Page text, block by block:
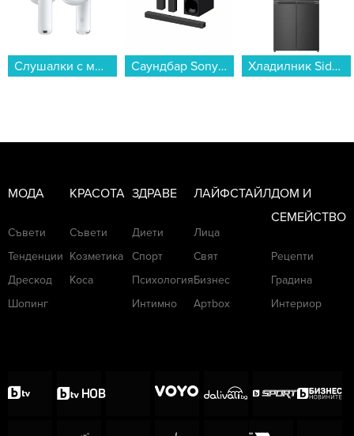
Слушалки с микрофон Apple AirPods 4 with Active Noise Cancellation mxp93 , Bluetooth , TWLS... Саундбар Sony HTS20R... Хладилник Side-by-Side Finlux FFD448IX , 362 l, E , No Frost , Инокс...
МОДА
Съвети
Тенденции
Дрескод
Шопинг
КРАСОТА
Съвети
Козметика
Коса
ЗДРАВЕ
Диети
Спорт
Психология
Интимно
ЛАЙФСТАЙЛ
Лица
Свят
Бизнес
Артbox
ДОМ И
СЕМЕЙСТВО
Рецепти
Градина
Интериор